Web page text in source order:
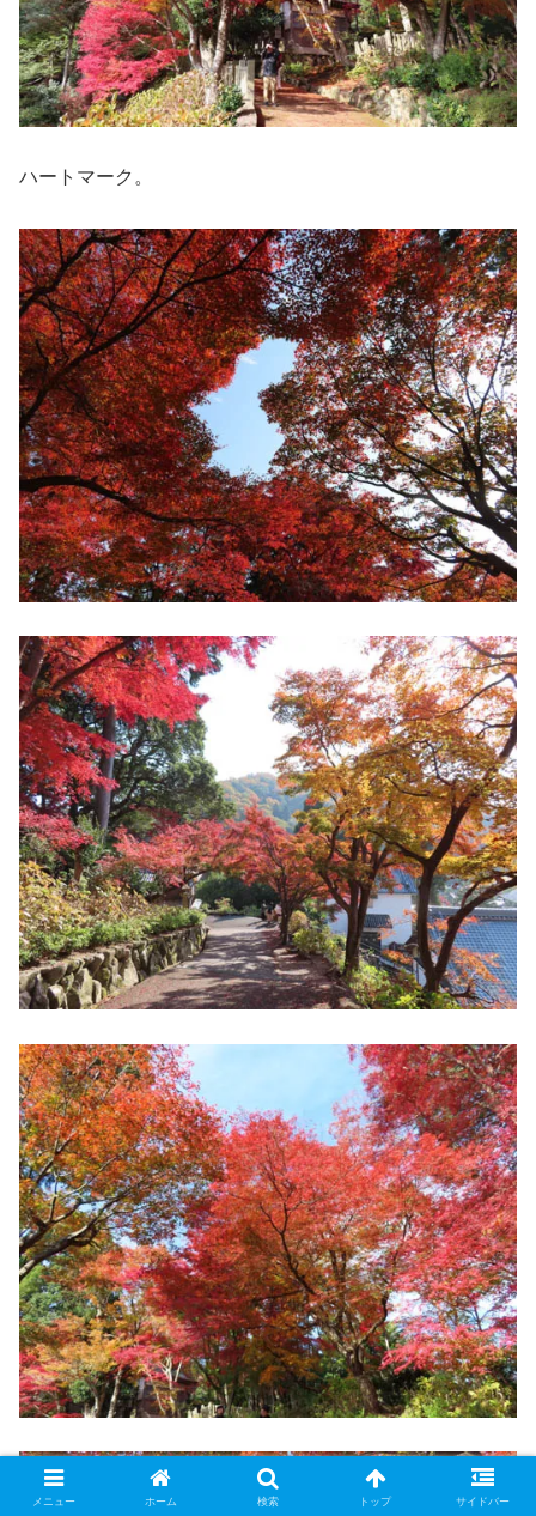
ハートマーク。
メニュー ホーム 検索 トップ サイドバー